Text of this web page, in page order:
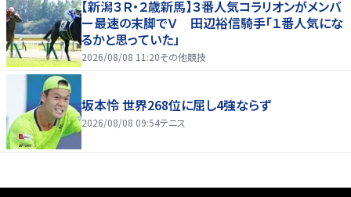
【新潟３Ｒ・２歳新馬】３番人気コラリオンがメンバ
ー最速の末脚でＶ 田辺裕信騎手「１番人気にな
るかと思っていた」
2026/08/08 11:20その他競技
坂本怜 世界268位に屈し4強ならず
2026/08/08 09:54テニス